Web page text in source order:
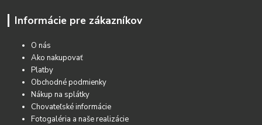
Informácie pre zákazníkov
O nás
Ako nakupovať
Platby
Obchodné podmienky
Nákup na splátky
Chovateľské informácie
Fotogaléria a naše realizácie